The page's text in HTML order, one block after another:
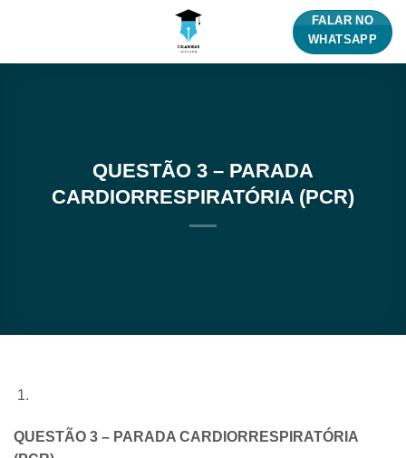
FALAR NO
WHATSAPP
QUESTÃO 3 – PARADA
CARDIORRESPIRATÓRIA (PCR)
QUESTÃO 3 – PARADA CARDIORRESPIRATÓRIA